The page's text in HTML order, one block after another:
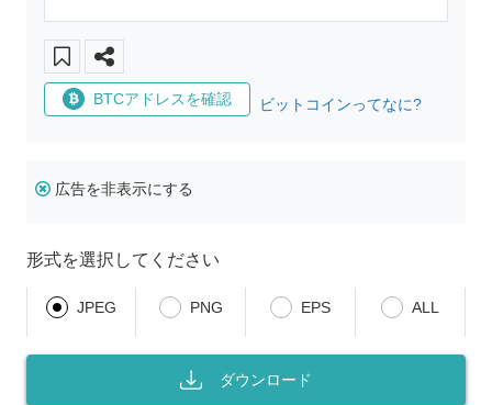
BTCアドレスを確認 ビットコインってなに?
広告を非表示にする
形式を選択してください
JPEG PNG EPS ALL
ダウンロード